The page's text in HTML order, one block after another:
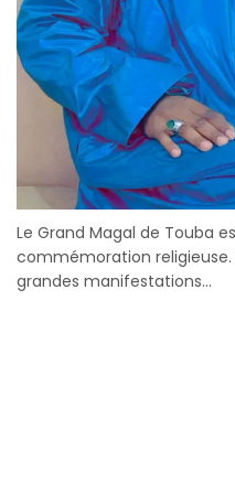
Le Grand Magal de Touba
commémoration
grandes manifestations...